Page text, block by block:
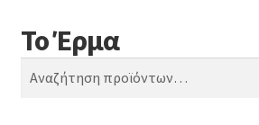
Απευθείας
μετάβαση
στην
Μετάβαση
σε
περιεχόμενο
Το Έρμα
Αναζήτηση
Αναζήτηση